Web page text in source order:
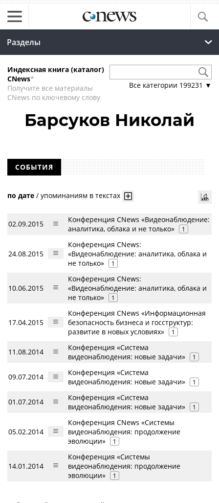
Разделы
Индексная книга (каталог)
CNews*
Получите все материалы
CNews по ключевому слову
Все категории 199231 ▼
Барсуков Николай
СОБЫТИЯ
по дате / упоминаниям в текстах
02.09.2015
Конференция CNews «Видеонаблюдение:
аналитика, облака и не только»
1
24.08.2015
Конференция CNews:
«Видеонаблюдение: аналитика, облака и
не только»
1
10.06.2015
Конференция CNews:
«Видеонаблюдение: аналитика, облака и
не только»
1
17.04.2015
Конференция CNews «Информационная
безопасность бизнеса и госструктур:
развитие в новых условиях»
1
11.08.2014
Конференция «Система
видеонаблюдения: новые задачи»
1
09.07.2014
Конференция «Система
видеонаблюдения: новые задачи»
1
01.07.2014
Конференция «Система
видеонаблюдения: новые задачи»
1
05.02.2014
Конференция CNews «Системы
видеонаблюдения: продолжение
эволюции»
1
14.01.2014
Конференция «Системы
видеонаблюдения: продолжение
эволюции»
1